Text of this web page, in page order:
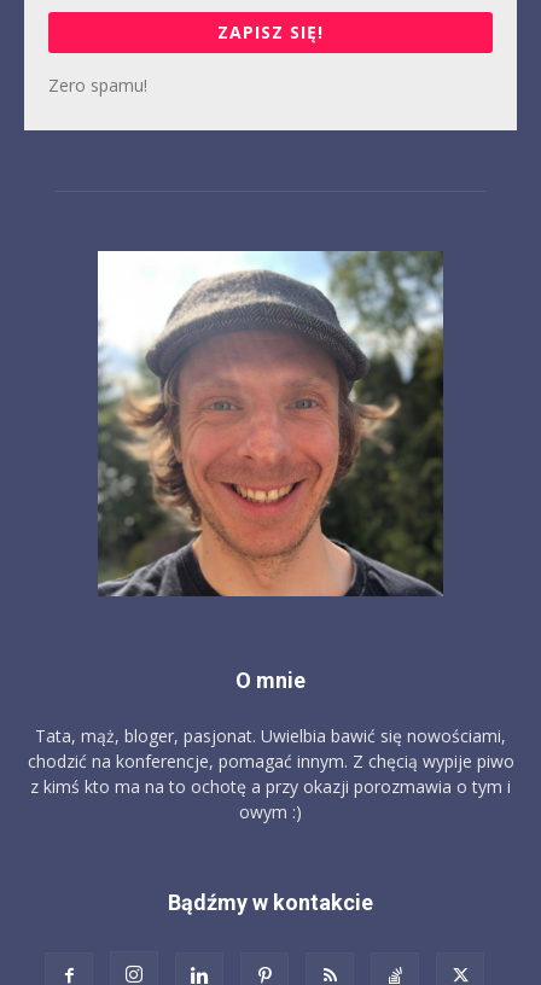
ZAPISZ SIĘ!
Zero spamu!
O mnie
Tata, mąż, bloger, pasjonat. Uwielbia bawić się nowościami,
chodzić na konferencje, pomagać innym. Z chęcią wypije piwo
z kimś kto ma na to ochotę a przy okazji porozmawia o tym i
owym :)
Bądźmy w kontakcie